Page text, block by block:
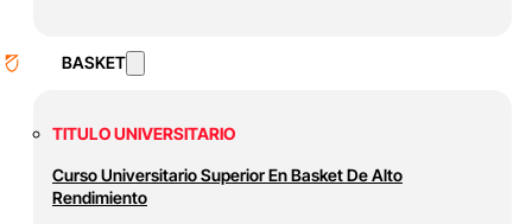
BASKET
TITULO UNIVERSITARIO
Curso Universitario Superior En Basket De Alto
Rendimiento